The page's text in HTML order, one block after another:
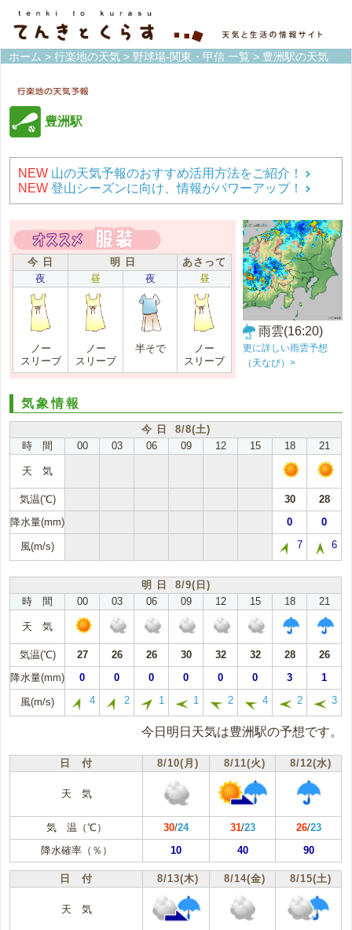
ホーム > 行楽地の天気 > 野球場-関東・甲信 一覧 > 豊洲駅の天気
豊洲駅
NEW 山の天気予報のおすすめ活用方法をご紹介！
NEW 登山シーズンに向け、情報がパワーアップ！
今 日 明 日
あさって
夜
昼 夜 昼
ノー
スリーブ
ノー
スリーブ
半そで
ノー
スリーブ
雨雲(16:20)
更に詳しい雨雲予想
（天なび）>
気象情報
今 日 8/8(土)
時 間
00 03 06 09 12 15 18 21
天 気
気温(℃) 30
28
降水量(mm)
0 0
風(m/s) 7 6
明 日 8/9(日)
時 間
00 03 06 09 12 15 18 21
天 気
気温(℃) 27 26 26 30 32 32 28
26
降水量(mm)
0 0 0 0 0 0 3 1
風(m/s) 4 2 1 1 2 4 2 3
今日明日天気は豊洲駅の予想です。
日 付 8/10(月) 8/11(火) 8/12(水)
天 気
気 温（℃） 30/24 31/23 26/23
降水確率（％）
10 40 90
日 付 8/13(木) 8/14(金) 8/15(土)
天 気